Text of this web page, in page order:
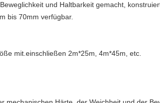
und Haltbarkeit gemacht,
bis 70mm verfügbar.
mit.einschließen 2m*25m, 4m*45m, etc.